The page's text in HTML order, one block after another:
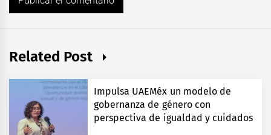
Related Post
Impulsa UAEMéx un modelo de
gobernanza de género con
perspectiva de igualdad y cuidados